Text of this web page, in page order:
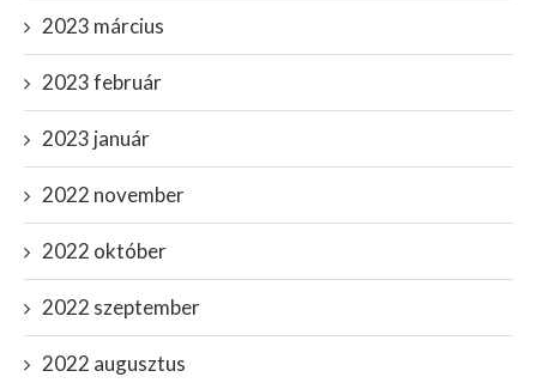
2023 március
2023 február
2023 január
2022 november
2022 október
2022 szeptember
2022 augusztus